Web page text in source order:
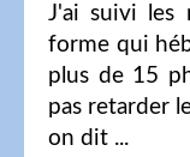
J'ai suivi les
forme qui
plus de 15
pas retarder
on dit ...